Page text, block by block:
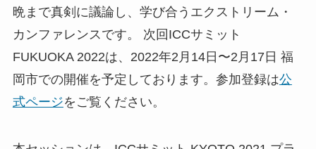
晩まで真剣に議論し、学び合うエクストリーム・
カンファレンスです。 次回ICCサミット
FUKUOKA 2022は、2022年2月14日〜2月17日 福
岡市での開催を予定しております。参加登録は公
式ページをご覧ください。